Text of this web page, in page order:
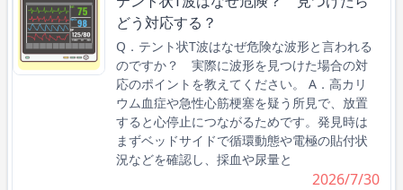
どう対応する？
Q．テント状T波はなぜ危険な波形と言われる
のですか？ 実際に波形を見つけた場合の対
応のポイントを教えてください。 A．高カリ
ウム血症や急性心筋梗塞を疑う所見で、放置
すると心停止につながるためです。発見時は
まずベッドサイドで循環動態や電極の貼付状
況などを確認し、採血や尿量と
2026/7/30